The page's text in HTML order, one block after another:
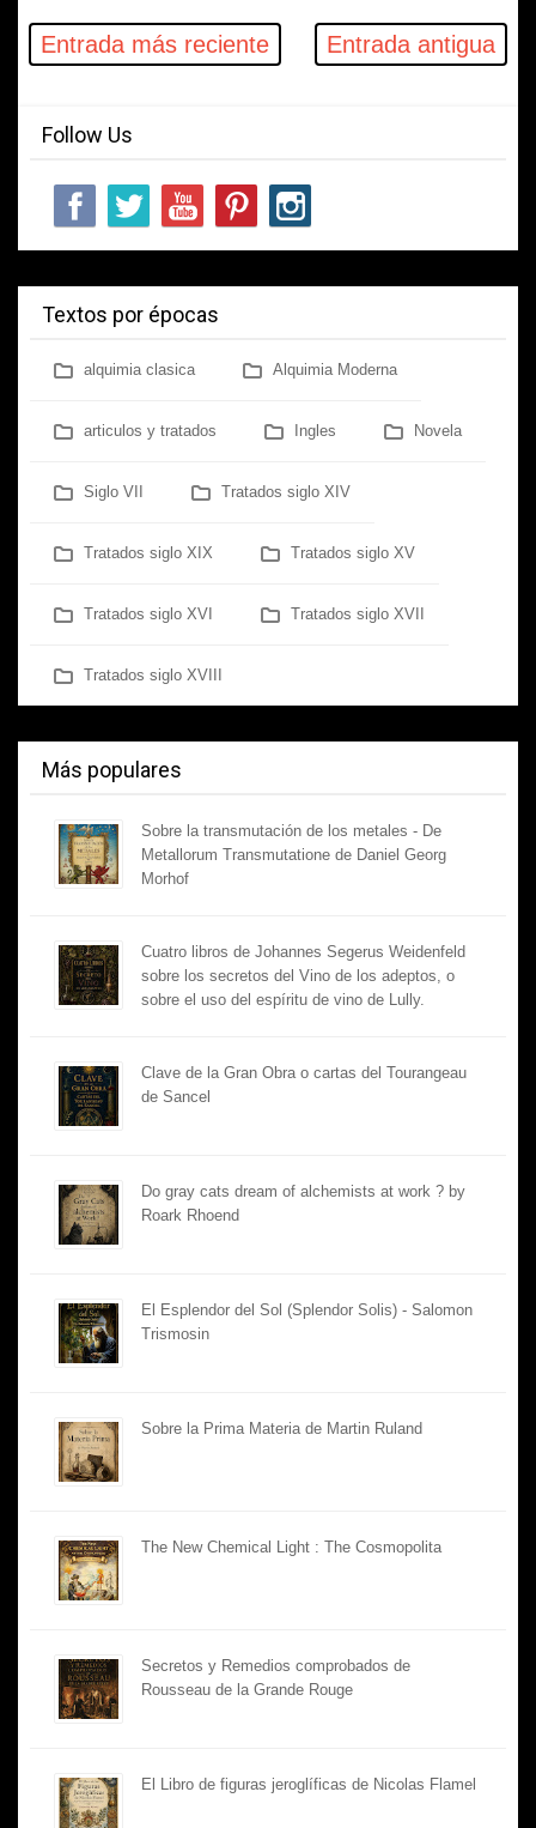
Entrada más reciente Entrada antigua
Follow Us
Textos por épocas
alquimia clasica Alquimia Moderna
articulos y tratados Ingles Novela
Siglo VII Tratados siglo XIV
Tratados siglo XIX Tratados siglo XV
Tratados siglo XVI Tratados siglo XVII
Tratados siglo XVIII
Más populares
Sobre la transmutación de los metales - De
Metallorum Transmutatione de Daniel Georg
Morhof
Cuatro libros de Johannes Segerus Weidenfeld
sobre los secretos del Vino de los adeptos, o
sobre el uso del espíritu de vino de Lully.
Clave de la Gran Obra o cartas del Tourangeau
de Sancel
Do gray cats dream of alchemists at work ? by
Roark Rhoend
El Esplendor del Sol (Splendor Solis) - Salomon
Trismosin
Sobre la Prima Materia de Martin Ruland
The New Chemical Light : The Cosmopolita
Secretos y Remedios comprobados de
Rousseau de la Grande Rouge
El Libro de figuras jeroglíficas de Nicolas Flamel